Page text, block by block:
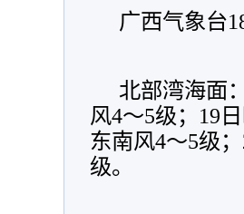
广西气象台
北部湾海面
风4～5级；19
东南风4～5级
级。